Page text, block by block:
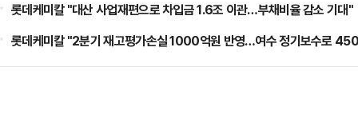
롯데케미칼 "대산 사업재편으로 차입금 1.6조 이관…부채비율 감소 기대"
롯데케미칼 "2분기 재고평가손실 1000억원 반영…여수 정기보수로